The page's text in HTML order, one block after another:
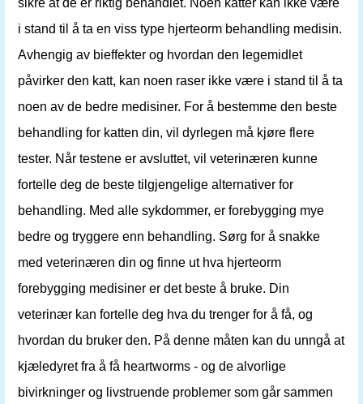
sikre at de er riktig behandlet. Noen katter kan ikke være
i stand til å ta en viss type hjerteorm behandling medisin.
Avhengig av bieffekter og hvordan den legemidlet
påvirker den katt, kan noen raser ikke være i stand til å ta
noen av de bedre medisiner. For å bestemme den beste
behandling for katten din, vil dyrlegen må kjøre flere
tester. Når testene er avsluttet, vil veterinæren kunne
fortelle deg de beste tilgjengelige alternativer for
behandling. Med alle sykdommer, er forebygging mye
bedre og tryggere enn behandling. Sørg for å snakke
med veterinæren din og finne ut hva hjerteorm
forebygging medisiner er det beste å bruke. Din
veterinær kan fortelle deg hva du trenger for å få, og
hvordan du bruker den. På denne måten kan du unngå at
kjæledyret fra å få heartworms - og de alvorlige
bivirkninger og livstruende problemer som går sammen